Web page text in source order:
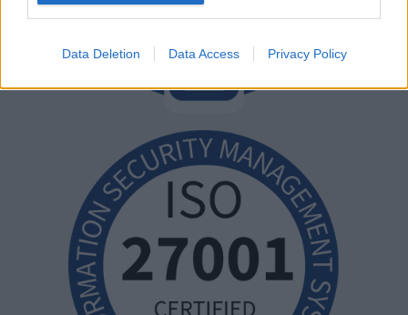
Data Deletion Data Access Privacy Policy